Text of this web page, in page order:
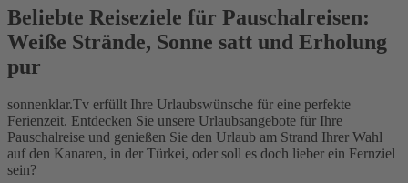
Beliebte Reiseziele für Pauschalreisen:
Weiße Strände, Sonne satt und Erholung
pur
sonnenklar.Tv erfüllt Ihre Urlaubswünsche für eine perfekte
Ferienzeit. Entdecken Sie unsere Urlaubsangebote für Ihre
Pauschalreise und genießen Sie den Urlaub am Strand Ihrer Wahl
auf den Kanaren, in der Türkei, oder soll es doch lieber ein Fernziel
sein?